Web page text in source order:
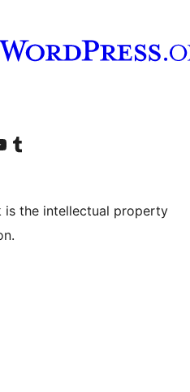
account
YouTube channel
Visit our Tumblr account
is the intellectual property